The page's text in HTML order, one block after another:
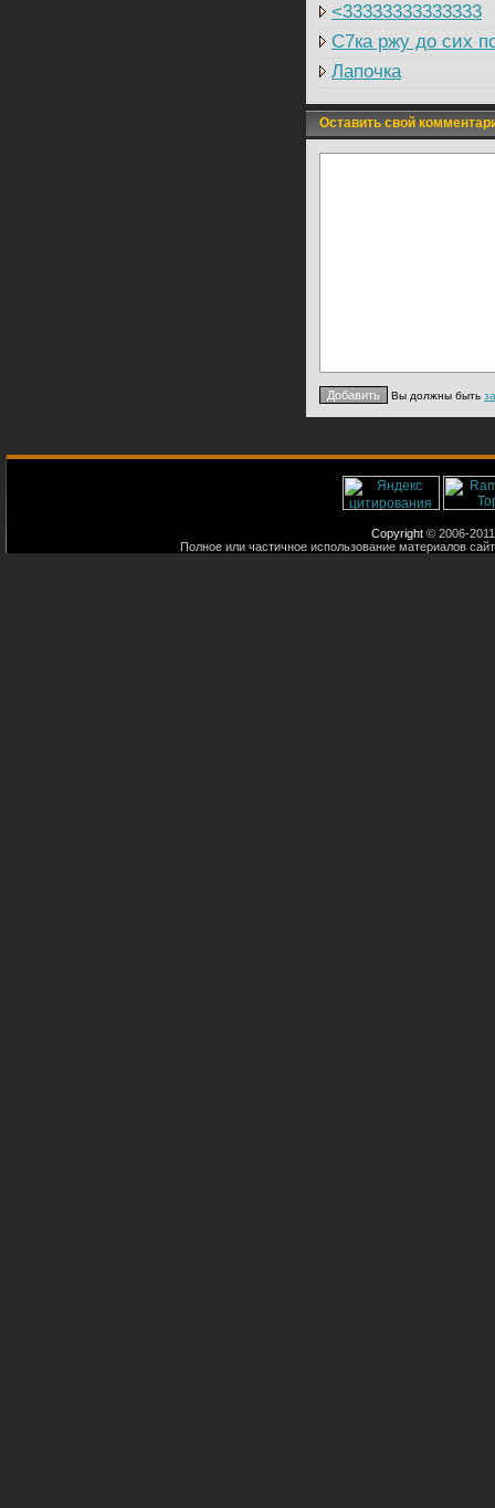
<33333333333333
C7ка ржу до сих
Лапочка
Оставить свой
Вы должны быть
Copyright © 2006-
Полное или частичное использование материалов